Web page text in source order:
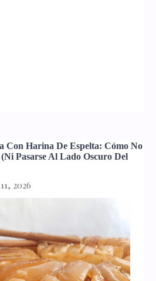
Con Harina De Espelta: Cómo No
Pasarse Al Lado Oscuro Del
2026